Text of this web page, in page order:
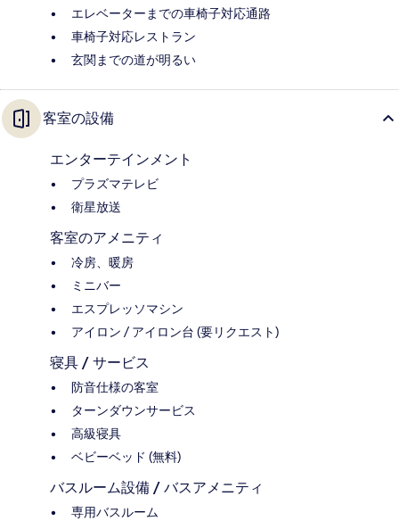
エレベーターまでの車椅子対応通路
車椅子対応レストラン
玄関までの道が明るい
客室の設備
エンターテインメント
プラズマテレビ
衛星放送
客室のアメニティ
冷房、暖房
ミニバー
エスプレッソマシン
アイロン / アイロン台 (要リクエスト)
寝具 / サービス
防音仕様の客室
ターンダウンサービス
高級寝具
ベビーベッド (無料)
バスルーム設備 / バスアメニティ
専用バスルーム